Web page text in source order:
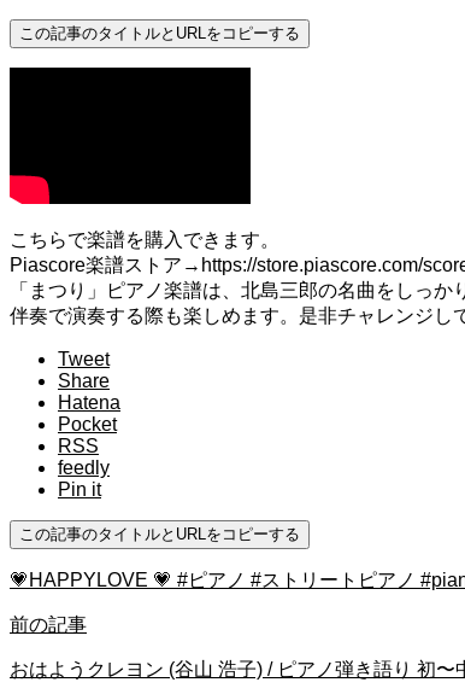
この記事のタイトルとURLをコピーする
こちらで楽譜を購入できます。
Piascore楽譜ストア→https://store.piascore.com/
「まつり」ピアノ楽譜は、北島三郎の名曲をしっ
伴奏で演奏する際も楽しめます。是非チャレンジし
Tweet
Share
Hatena
Pocket
RSS
feedly
Pin it
この記事のタイトルとURLをコピーする
💗HAPPYLOVE 💗 #ピアノ #ストリートピアノ
前の記事
おはようクレヨン (谷山 浩子) / ピアノ弾き語り 初〜